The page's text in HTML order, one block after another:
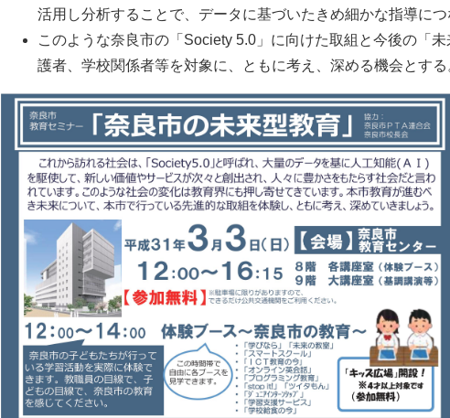
活用し分析することで、データに基づいたきめ細かな指導につ
このような奈良市の「Society 5.0」に向けた取組と今後の「
護者、学校関係者等を対象に、ともに考え、深める機会とする